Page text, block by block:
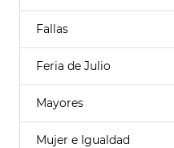
Fallas
Feria de Julio
Mayores
Mujer e Igualdad